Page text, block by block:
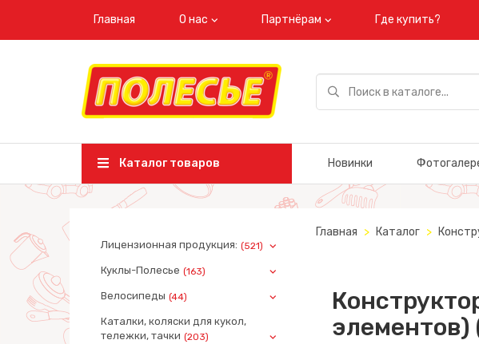
Главная О нас Партнёрам Где купить?
Каталог товаров Новинки
Лицензионная продукция: (521)
Куклы-Полесье (163)
Велосипеды (44)
Каталки, коляски для кукол,
тележки, тачки (203)
Главная Каталог
элементов)